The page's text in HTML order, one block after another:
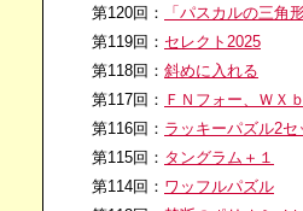
第120回：
「パスカルの三角
第119回： セレクト2025
第118回： 斜めに入れる
第117回： ＦＮフォー、ＷＸ
第116回： ラッキーパズル2
第115回： タングラム＋１
第114回： ワッフルパズル